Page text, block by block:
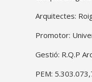
Arquitectes:
Promotor:
Gestió: R.Q.P
PEM: